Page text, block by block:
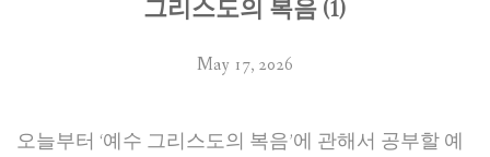
그리스도의 복음 (1)
May 17, 2026
오늘부터 ‘예수 그리스도의 복음’에 관해서 공부할 예